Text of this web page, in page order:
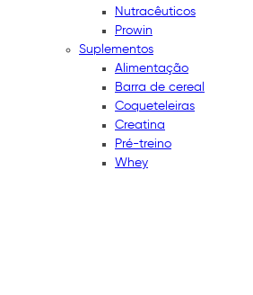
Nutracêuticos
Prowin
Suplementos
Alimentação
Barra de cereal
Coqueteleiras
Creatina
Pré-treino
Whey